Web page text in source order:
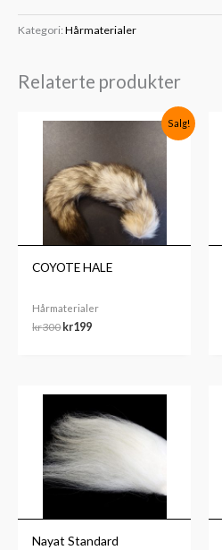
Kategori: Hårmaterialer
Relaterte produkter
Salg!
COYOTE HALE
Hårmaterialer
kr300
kr300.
kr199
kr199.
Nayat Standard